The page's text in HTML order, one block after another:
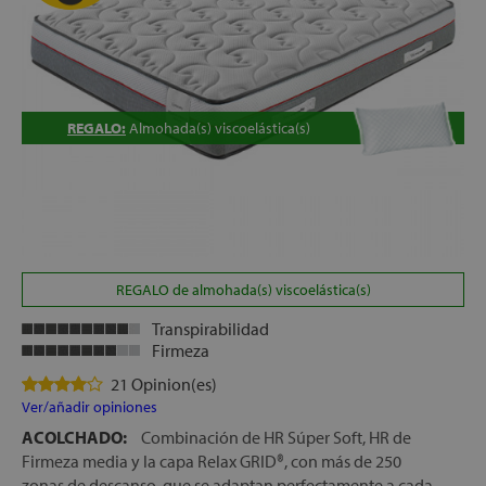
REGALO: Almohada(s) viscoelástica(s)
REGALO de almohada(s) viscoelástica(s)
Transpirabilidad
Firmeza
21 Opinion(es)
Ver/añadir opiniones
ACOLCHADO:
Combinación de HR Súper Soft, HR de
Firmeza media y la capa Relax GRID®, con más de 250